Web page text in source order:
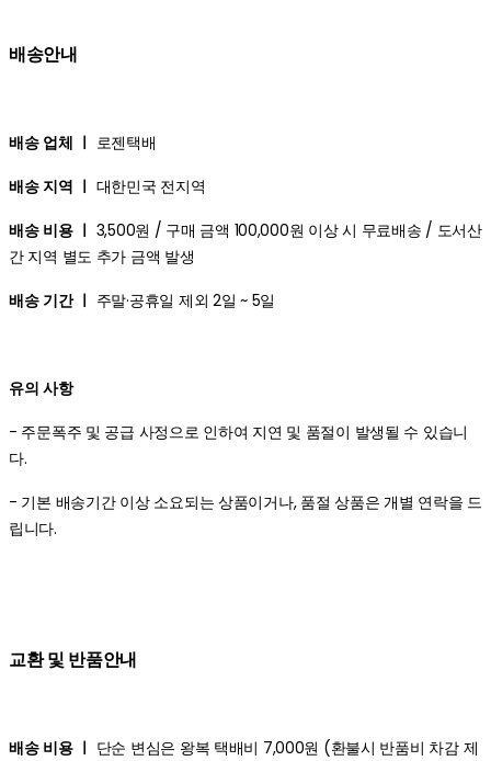
배송안내
배송 업체 ㅣ 로젠택배
배송 지역 ㅣ 대한민국 전지역
배송 비용 ㅣ 3,500원 / 구매 금액 100,000원 이상 시 무료배송 / 도서산
간 지역 별도 추가 금액 발생
배송 기간 ㅣ 주말·공휴일 제외 2일 ~ 5일
유의 사항
- 주문폭주 및 공급 사정으로 인하여 지연 및 품절이 발생될 수 있습니
다.
- 기본 배송기간 이상 소요되는 상품이거나, 품절 상품은 개별 연락을 드
립니다.
교환 및 반품안내
배송 비용 ㅣ 단순 변심은 왕복 택배비 7,000원 (환불시 반품비 차감 제